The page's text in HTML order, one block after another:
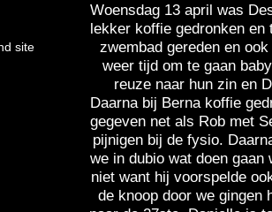
site
Woensdag 13 april was
lekker koffie gedronken en
zwembad gereden en
weer tijd om te gaan
reuze naar hun zin en
Daarna bij Berna koffie
gegeven net als Rob met
pijnigen bij de fysio.
we in dubio wat doen gaan
niet want hij voorspelde
de knoop door we gingen